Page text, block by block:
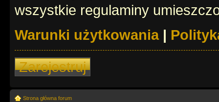
wszystkie regulaminy
Warunki użytkowania|
Zarejestruj
Strona główna forum